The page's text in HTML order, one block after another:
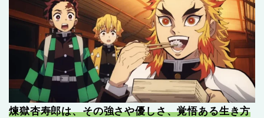
煉獄杏寿郎は、その強さや優しさ、覚悟ある生き方